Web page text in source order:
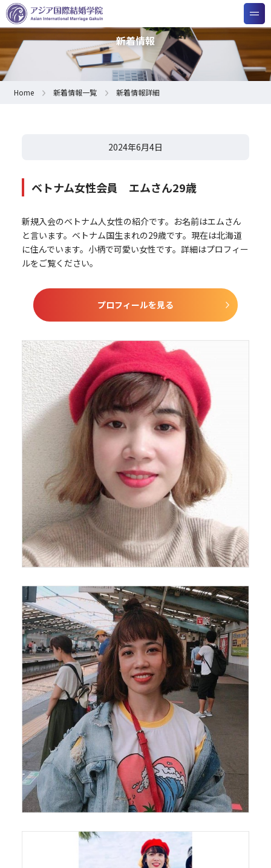
新着情報
Home 新着情報一覧 新着情報詳細
2024年6月4日
ベトナム女性会員 エムさん29歳
新規入会のベトナム人女性の紹介です。お名前はエムさん
と言います。ベトナム国生まれの29歳です。現在は北海道
に住んでいます。小柄で可愛い女性です。詳細はプロフィー
ルをご覧ください。
プロフィールを見る